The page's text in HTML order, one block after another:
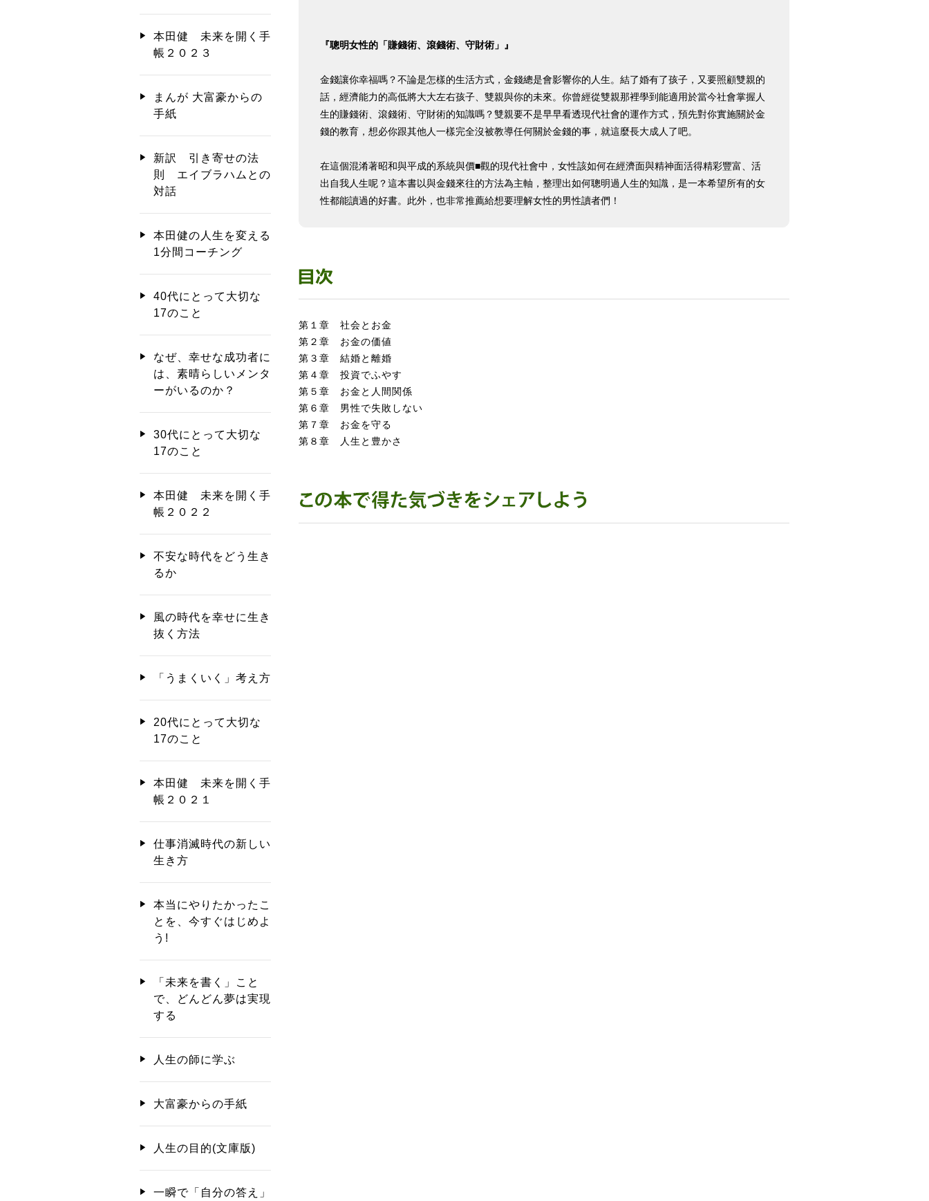
『聰明女性的「賺錢術、滾錢術、守財術」』
金錢讓你幸福嗎？不論是怎樣的生活方式，金錢總是會影響你的人生。結了婚有了孩子，又要照顧雙親的
話，經濟能力的高低將大大左右孩子、雙親與你的未來。你曾經從雙親那裡學到能適用於當今社會掌握人
生的賺錢術、滾錢術、守財術的知識嗎？雙親要不是早早看透現代社會的運作方式，預先對你實施關於金
錢的教育，想必你跟其他人一樣完全沒被教導任何關於金錢的事，就這麼長大成人了吧。
在這個混淆著昭和與平成的系統與價■觀的現代社會中，女性該如何在經濟面與精神面活得精彩豐富、活
出自我人生呢？這本書以與金錢來往的方法為主軸，整理出如何聰明過人生的知識，是一本希望所有的女
性都能讀過的好書。此外，也非常推薦給想要理解女性的男性讀者們！
第１章 社会とお金
第２章 お金の価値
第３章 結婚と離婚
第４章 投資でふやす
第５章 お金と人間関係
第６章 男性で失敗しない
第７章 お金を守る
第８章 人生と豊かさ
本田健 未来を開く手
帳２０２３
まんが 大富豪からの
手紙
新訳 引き寄せの法
則 エイブラハムとの
対話
本田健の人生を変える
1分間コーチング
40代にとって大切な
17のこと
なぜ、幸せな成功者に
は、素晴らしいメンタ
ーがいるのか？
30代にとって大切な
17のこと
本田健 未来を開く手
帳２０２２
不安な時代をどう生き
るか
風の時代を幸せに生き
抜く方法
「うまくいく」考え方
20代にとって大切な
17のこと
本田健 未来を開く手
帳２０２１
仕事消滅時代の新しい
生き方
本当にやりたかったこ
とを、今すぐはじめよ
う!
「未来を書く」こと
で、どんどん夢は実現
する
人生の師に学ぶ
大富豪からの手紙
人生の目的(文庫版)
一瞬で「自分の答え」